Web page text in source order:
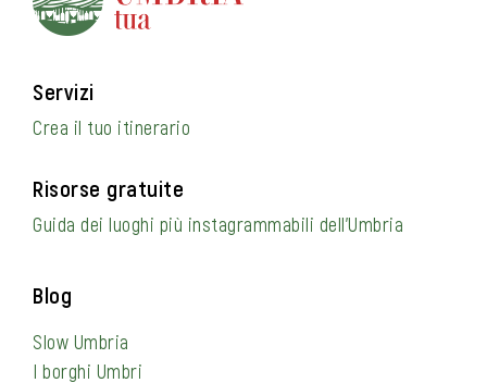
Servizi
Crea il tuo itinerario
Risorse gratuite
Guida dei luoghi più instagrammabili dell’Umbria
Blog
Slow Umbria
I borghi Umbri